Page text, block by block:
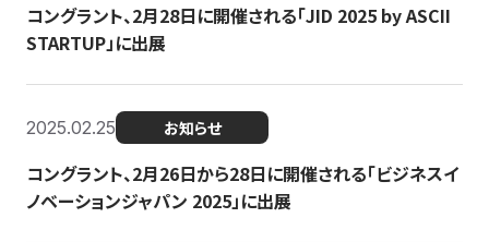
コングラント、2月28日に開催される「JID 2025 by ASCII
STARTUP」に出展
2025.02.25 お知らせ
コングラント、2月26日から28日に開催される「ビジネスイ
ノベーションジャパン 2025」に出展